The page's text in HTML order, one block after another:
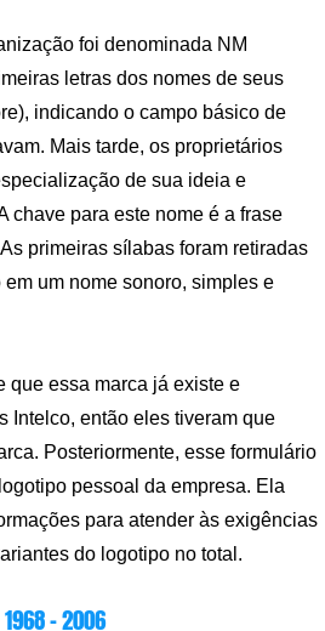
foi denominada NM
letras dos nomes de seus
indicando o campo básico de
Mais tarde, os proprietários
de sua ideia e
chave para este nome é a frase
primeiras sílabas foram retiradas
um nome sonoro, simples e
que essa marca já existe e
Intelco, então eles tiveram que
Posteriormente, esse formulário
pessoal da empresa. Ela
para atender às exigências
do logotipo no total.
1968 – 2006